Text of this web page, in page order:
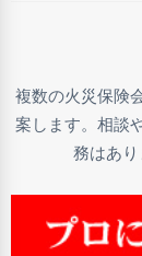
複数の火災保険
案します。相談
務はあり